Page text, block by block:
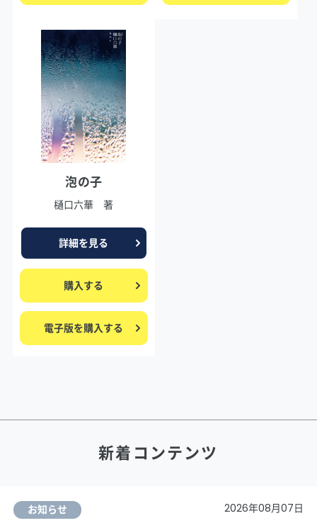
泡の子
樋口六華 著
詳細を見る
購入する
電子版を購入する
新着コンテンツ
お知らせ 2026年08月07日